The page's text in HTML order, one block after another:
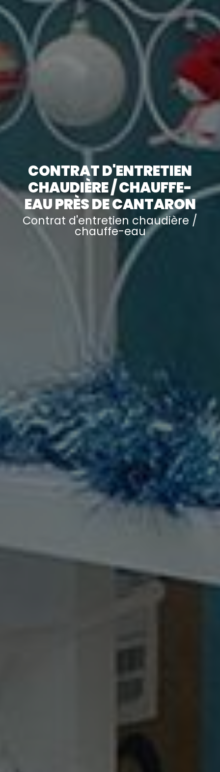
CONTRAT D'ENTRETIEN
CHAUDIÈRE / CHAUFFE-
EAU PRÈS DE CANTARON
Contrat d'entretien chaudière /
chauffe-eau